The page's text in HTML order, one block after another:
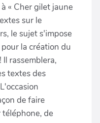
« Cher gilet jaune
sur le
le sujet s'impose
la création du
Il rassemblera,
textes des
de faire
de